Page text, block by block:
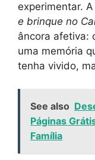
experimentar.
e brinque no
âncora afetiva:
uma memória
tenha vivido,
See also
Páginas
Família